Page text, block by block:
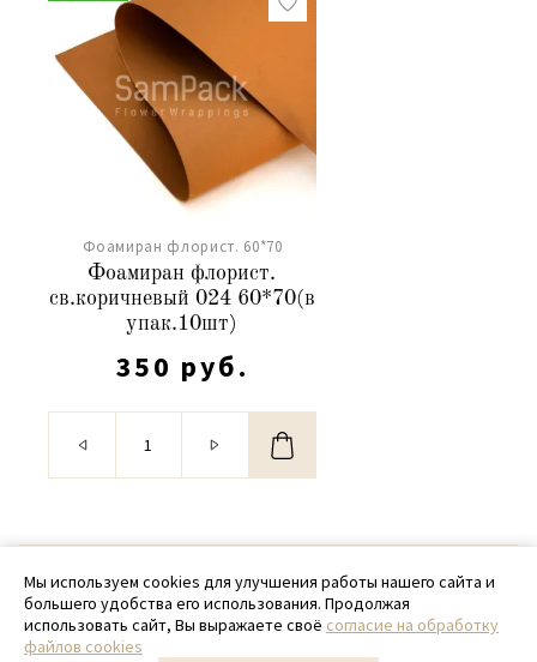
Фоамиран флорист. 60*70
Фоамиран флорист.
св.коричневый 024 60*70(в
упак.10шт)
350 руб.
© 2020 - 2026 SamPack
+ 7 (918) 699-97-87
zakaz@sampack.store
Мы используем cookies для улучшения работы нашего сайта и
большего удобства его использования. Продолжая
использовать сайт, Вы выражаете своё согласие на обработку
файлов cookies